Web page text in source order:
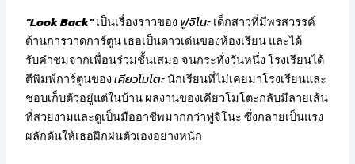
“Look Back”เป็นเรื่องราวของ ฟูจิโนะเด็กสาวที่มีพรสวรรค์
ด้านการวาดการ์ตูน เธอเป็นดาวเด่นของห้องเรียน และได้
รับคำชมจากเพื่อนร่วมชั้นเสมอ จนกระทั่งวันหนึ่ง โรงเรียนได้
ตีพิมพ์การ์ตูนของเคียวโมโตะนักเรียนที่ไม่เคยมาโรงเรียนและ
ชอบเก็บตัวอยู่แต่ในบ้าน ผลงานของเคียวโมโตะกลับมีลายเส้น
ที่สวยงามและดูเป็นมืออาชีพมากกว่าฟูจิโนะ ซึ่งกลายเป็นแรง
ผลักดันให้เธอฝึกฝนตัวเองอย่างหนัก